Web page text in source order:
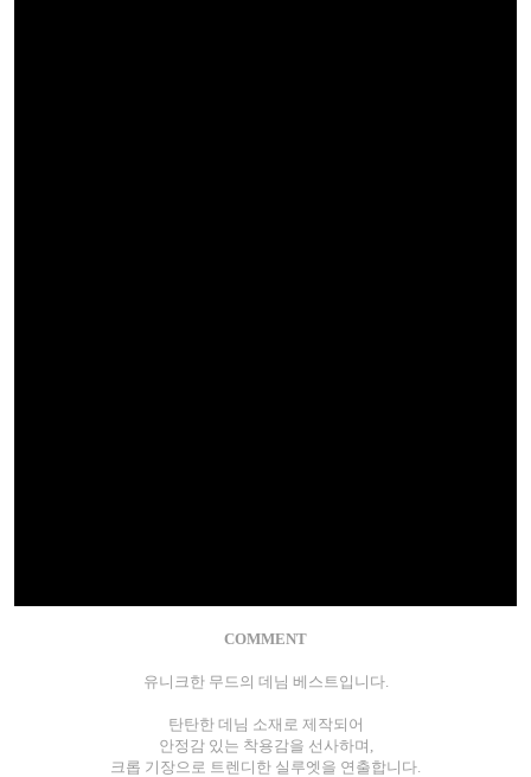
COMMENT
유니크한 무드의 데님 베스트입니다.
탄탄한 데님 소재로 제작되어
안정감 있는 착용감을 선사하며,
크롭 기장으로 트렌디한 실루엣을 연출합니다.